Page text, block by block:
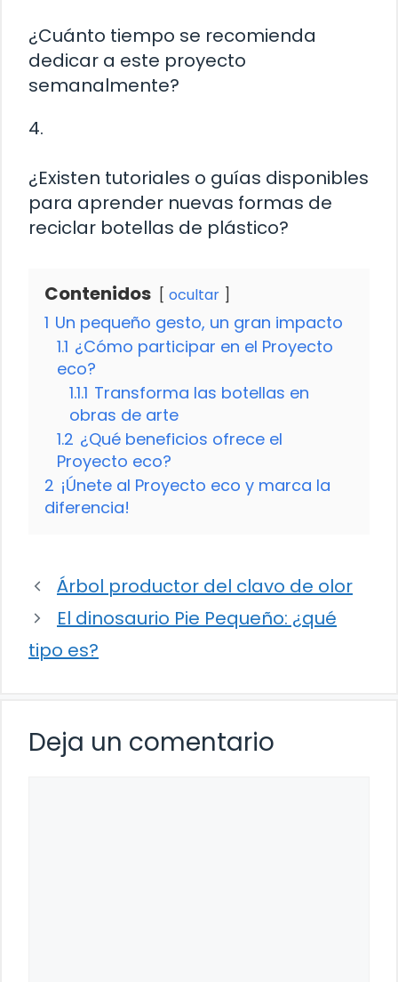
¿Cuánto tiempo se recomienda
dedicar a este proyecto
semanalmente?
4.
¿Existen tutoriales o guías disponibles
para aprender nuevas formas de
reciclar botellas de plástico?
Contenidos ocultar
1 Un pequeño gesto, un gran impacto
1.1 ¿Cómo participar en el Proyecto
eco?
1.1.1 Transforma las botellas en
obras de arte
1.2 ¿Qué beneficios ofrece el
Proyecto eco?
2 ¡Únete al Proyecto eco y marca la
diferencia!
Árbol productor del clavo de olor
El dinosaurio Pie Pequeño: ¿qué
tipo es?
Deja un comentario